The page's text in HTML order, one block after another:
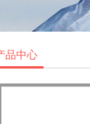
品中心